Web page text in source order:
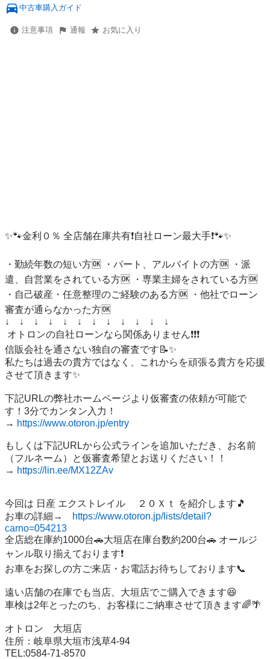
中古車購入ガイド
注意事項 通報 お気に入り
✨🐾金利０％ 全店舗在庫共有❗️自社ローン最大手❗️🐾✨
・勤続年数の短い方🆗 ・パート、アルバイトの方🆗 ・派
遣、自営業をされている方🆗 ・専業主婦をされている方🆗
・自己破産・任意整理のご経験のある方🆗 ・他社でローン
審査が通らなかった方🆗
↓　↓　↓　↓　↓　↓　↓　↓　↓　↓　↓　↓
信販会社を通さない独自の審査です📝✨
私たちは過去の貴方ではなく、これからを頑張る貴方を応援
させて頂きます✨
下記URLの弊社ホームページより仮審査の依頼が可能で
す！3分でカンタン入力！
→ https://www.otoron.jp/entry
もしくは下記URLから公式ラインを追加いただき、お名前
（フルネーム）と仮審査希望とお送りください！！
→ https://lin.ee/MX12ZAv
今回は 日産 エクストレイル 　２０Ｘｔ を紹介します🎵
お車の詳細→
https://www.otoron.jp/lists/detail?
carno=054213
全店総在庫約1000台🚗大垣店在庫台数約200台🚗 オールジ
ャンル取り揃えております❗️
お車をお探しの方ご来店・お電話お待ちしております📞
遠い店舗の在庫でも当店、大垣店でご購入できます😆
車検は2年とったのち、お客様にご納車させて頂きます🌈🌴
オトロン　大垣店
住所：岐阜県大垣市浅草4-94
TEL:0584-71-8570